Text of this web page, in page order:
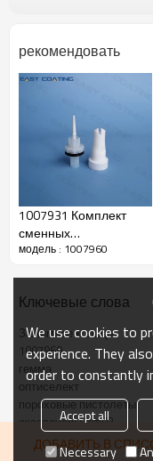
Производить
имя
рекомендовать
1007931 Комплект
сменных
плоскоструйных
пистолетами Opti NF20
модель : 1007960
Ключевые слова
Зажимное кольцо
1007960
гемма
оптиселект
пороховые пистолеты
аксессуары gm03
ДОБАВИТЬ В
We use cookies to
experience. They
order to constantly
Accept all
Necessary